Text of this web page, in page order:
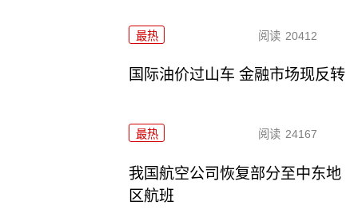
最热 阅读 20412
国际油价过山车 金融市场现反转
最热 阅读 24167
我国航空公司恢复部分至中东地
区航班